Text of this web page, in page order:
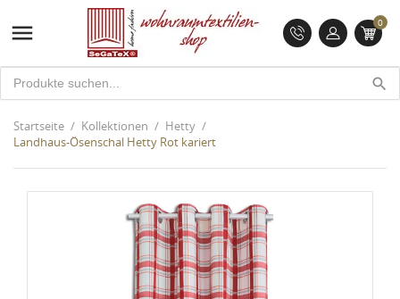
 0
search
Startseite Kollektionen
Hetty
Landhaus-Ösenschal Hetty Rot kariert